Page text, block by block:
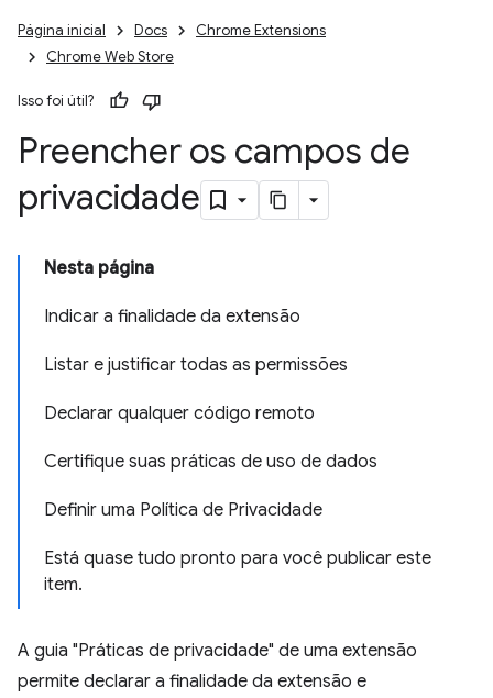
Página inicial Docs
Chrome Extensions
Chrome Web Store
Isso foi útil?
Preencher os campos de
privacidade
Nesta página
Indicar a finalidade da extensão
Listar e justificar todas as permissões
Declarar qualquer código remoto
Certifique suas práticas de uso de dados
Definir uma Política de Privacidade
Está quase tudo pronto para você publicar este
item.
A guia "Práticas de privacidade" de uma extensão
permite declarar a finalidade da extensão e